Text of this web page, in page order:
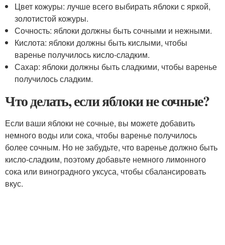
Цвет кожуры: лучше всего выбирать яблоки с яркой,
золотистой кожуры.
Сочность: яблоки должны быть сочными и нежными.
Кислота: яблоки должны быть кислыми, чтобы
варенье получилось кисло-сладким.
Сахар: яблоки должны быть сладкими, чтобы варенье
получилось сладким.
Что делать, если яблоки не сочные?
Если ваши яблоки не сочные, вы можете добавить
немного воды или сока, чтобы варенье получилось
более сочным. Но не забудьте, что варенье должно быть
кисло-сладким, поэтому добавьте немного лимонного
сока или виноградного уксуса, чтобы сбалансировать
вкус.